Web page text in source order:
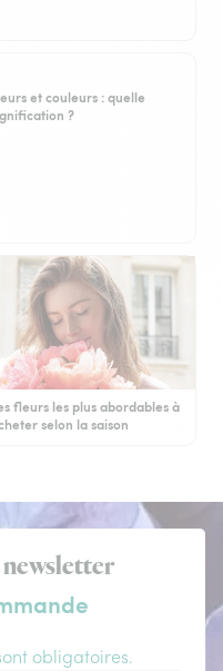
et couleurs : quelle
?
fleurs les plus abordables à
selon la saison
obligatoires.